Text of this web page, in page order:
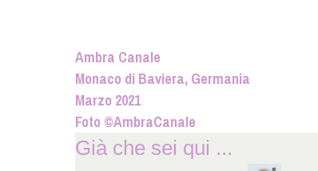
Ambra Canale
Monaco di Baviera, Germania
Marzo 2021
Foto ©AmbraCanale
Già che sei qui ...